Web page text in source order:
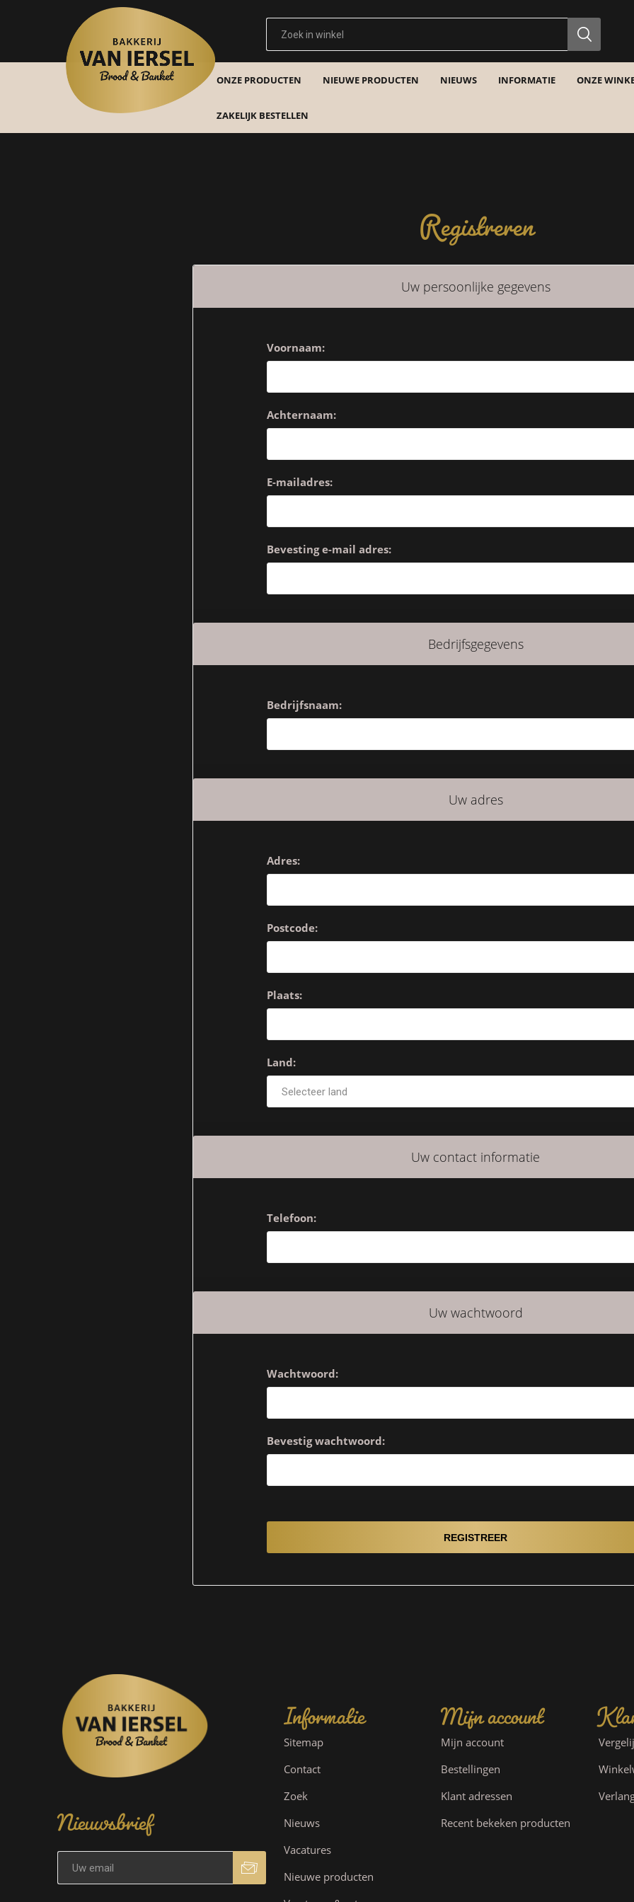
ONZE PRODUCTEN NIEUWE PRODUCTEN NIEUWS INFORMATIE ONZE
ZAKELIJK BESTELLEN
Registreren
Uw persoonlijke gegevens
Voornaam:
Achternaam:
E-mailadres:
Bevesting e-mail adres:
Bedrijfsgegevens
Bedrijfsnaam:
Uw adres
Adres:
Postcode:
Plaats:
Land:
Uw contact informatie
Telefoon:
Uw wachtwoord
Wachtwoord:
Bevestig wachtwoord:
Nieuwsbrief
Informatie
Sitemap
Contact
Zoek
Nieuws
Vacatures
Nieuwe producten
Mijn account
Mijn account
Bestellingen
Klant adressen
Recent bekeken producten